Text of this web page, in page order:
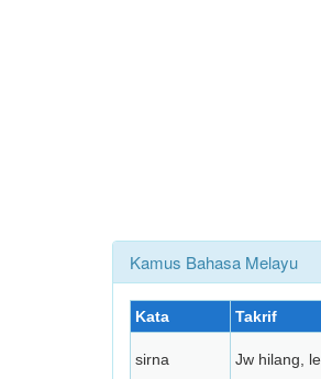
Kamus Bahasa Melayu
Kata Takrif
sirna Jw hilang,